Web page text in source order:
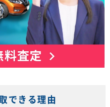
できる理由